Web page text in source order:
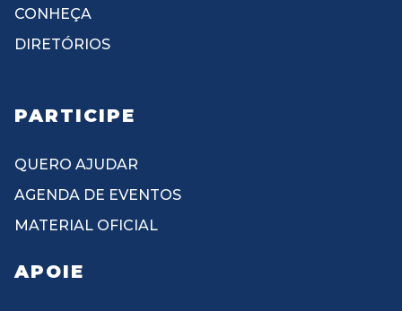
CONHEÇA
DIRETÓRIOS
PARTICIPE
QUERO AJUDAR
AGENDA DE EVENTOS
MATERIAL OFICIAL
APOIE